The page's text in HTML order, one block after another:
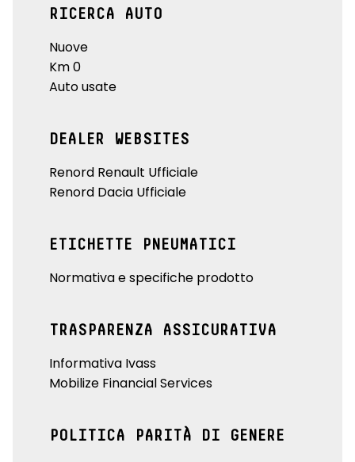
RICERCA AUTO
Nuove
Km 0
Auto usate
DEALER WEBSITES
Renord Renault Ufficiale
Renord Dacia Ufficiale
ETICHETTE PNEUMATICI
Normativa e specifiche prodotto
TRASPARENZA ASSICURATIVA
Informativa Ivass
Mobilize Financial Services
POLITICA PARITÀ DI GENERE